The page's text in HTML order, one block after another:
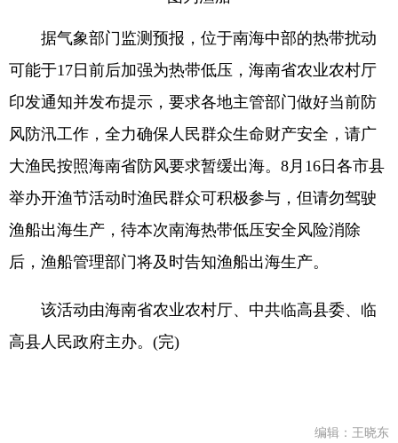
据气象部门监测预报，位于南海中部的热带扰动
可能于17日前后加强为热带低压，海南省农业农村厅
印发通知并发布提示，要求各地主管部门做好当前防
风防汛工作，全力确保人民群众生命财产安全，请广
大渔民按照海南省防风要求暂缓出海。8月16日各市县
举办开渔节活动时渔民群众可积极参与，但请勿驾驶
渔船出海生产，待本次南海热带低压安全风险消除
后，渔船管理部门将及时告知渔船出海生产。
该活动由海南省农业农村厅、中共临高县委、临
高县人民政府主办。(完)
编辑：王晓东